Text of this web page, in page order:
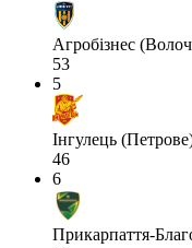
Агробізнес
53
5
Інгулець
46
6
Прикарпаття-